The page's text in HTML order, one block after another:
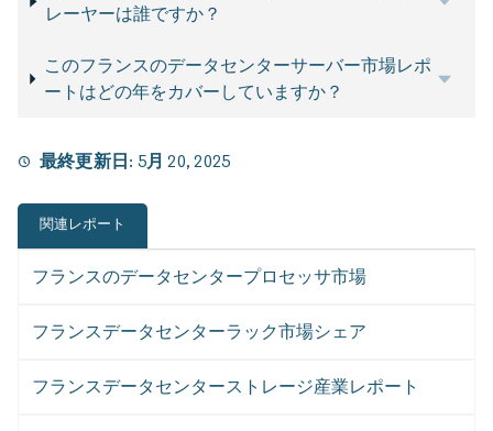
レーヤーは誰ですか？
このフランスのデータセンターサーバー市場レポ
ートはどの年をカバーしていますか？
最終更新日: 5月 20, 2025
関連レポート
フランスのデータセンタープロセッサ市場
フランスデータセンターラック市場シェア
フランスデータセンターストレージ産業レポート